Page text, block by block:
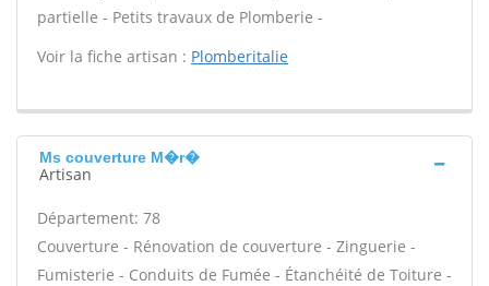
partielle - Petits travaux de Plomberie -
Voir la fiche artisan : Plomberitalie
Ms couverture M�r�
Artisan
Département: 78
Couverture - Rénovation de couverture - Zinguerie -
Fumisterie - Conduits de Fumée - Étanchéité de Toiture -